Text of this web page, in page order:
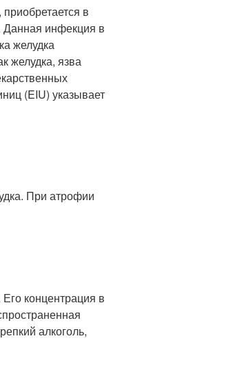
в
Данная инфекция в
желудка
желудка, язва
(EIU) указывает
При атрофии
концентрация в
алкоголь,